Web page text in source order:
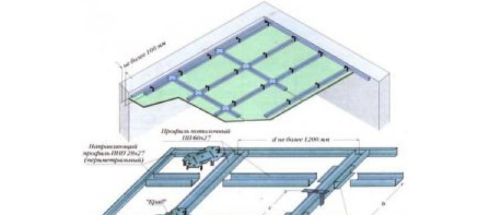
Навесные потолки
Потолки из
гипсокартона
Одноуровневые
потолки